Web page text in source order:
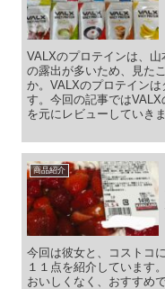
VALXのプロテインは、
の露出が多いため、見た
か。VALXのプロテイン
す。今回の記事では
を元にレビューしていきま
商品紹介
今回は彼女と、コストコ
１１点を紹介しています
おいしくなく、おすすめ